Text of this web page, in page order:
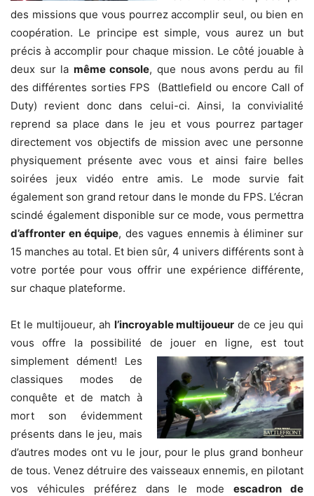
des missions que vous pourrez accomplir seul, ou bien en
coopération. Le principe est simple, vous aurez un but
précis à accomplir pour chaque mission. Le côté jouable à
deux sur la même console, que nous avons perdu au fil
des différentes sorties FPS (Battlefield ou encore Call of
Duty) revient donc dans celui-ci. Ainsi, la convivialité
reprend sa place dans le jeu et vous pourrez partager
directement vos objectifs de mission avec une personne
physiquement présente avec vous et ainsi faire belles
soirées jeux vidéo entre amis. Le mode survie fait
également son grand retour dans le monde du FPS. L’écran
scindé également disponible sur ce mode, vous permettra
d’affronter en équipe, des vagues ennemis à éliminer sur
15 manches au total. Et bien sûr, 4 univers différents sont à
votre portée pour vous offrir une expérience différente,
sur chaque plateforme.
Et le multijoueur, ah l’incroyable multijoueur de ce jeu qui
vous offre la possibilité de jouer en ligne, est tout
simplement dément! Les
classiques modes de
conquête et de match à
mort son évidemment
présents dans le jeu, mais
d’autres modes ont vu le jour, pour le plus grand bonheur
de tous. Venez détruire des vaisseaux ennemis, en pilotant
vos véhicules préférez dans le modeescadron de